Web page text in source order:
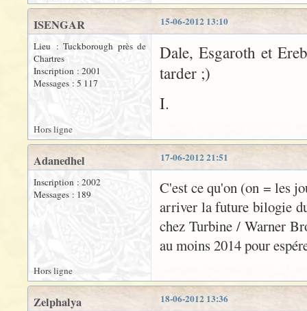
15-06-2012 13:10
ISENGAR
Lieu : Tuckborough près de
Chartres
Inscription : 2001
Messages : 5 117
Dale, Esgaroth et
tarder ;)
I.
Hors ligne
17-06-2012 21:51
Adanedhel
Inscription : 2002
Messages : 189
C'est ce qu'on (on = les
arriver la future bilogie
chez Turbine / Warner
au moins 2014 pour
Hors ligne
18-06-2012 13:36
Zelphalya